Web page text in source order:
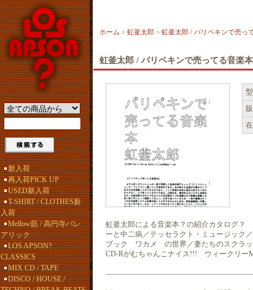
新入荷
再入荷PICK UP
USED新入荷
T-SHIRT / CLOTHES新
入荷
Mellow筋 / 高円寺バレ
アリック
LOS APSON?
CLASSICS
MIX CD / TAPE
DISCO / HOUSE /
ホーム > 虹釜太郎 > 虹釜太郎 / パリペキンで売っ
虹釜太郎 / パリペキンで売ってる音楽
虹釜太郎による音楽本？の紹介カタログ？
ーと中二病／テッセラクト・ミュージック
ブック ワカメ の世界／妻たちのスクラ
CD-Rがむちゃんこナイス!!! ウィークリー